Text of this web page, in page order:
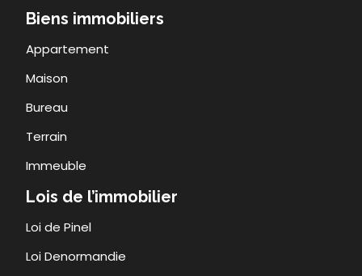
Biens immobiliers
Appartement
Maison
Bureau
Terrain
Immeuble
Lois de l’immobilier
Loi de Pinel
Loi Denormandie